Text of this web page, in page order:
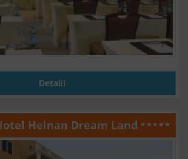
Detalii
Helnan Dream Land